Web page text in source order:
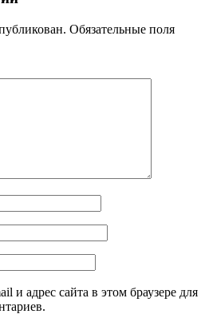
Обязательные поля
и адрес сайта в этом браузере для